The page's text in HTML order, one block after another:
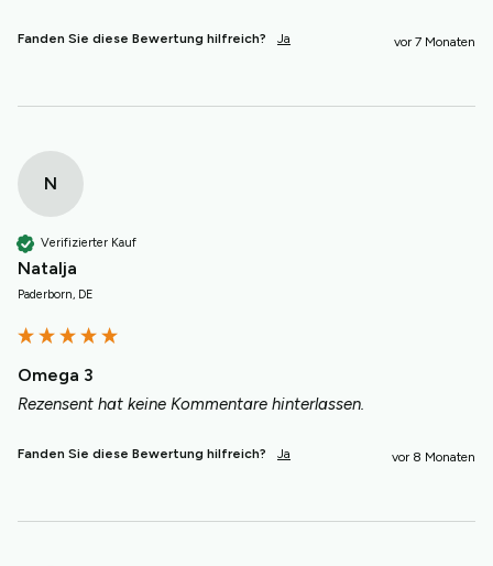
Fanden Sie diese Bewertung hilfreich? Ja vor 7 Monaten
N
Verifizierter Kauf
Natalja
Paderborn, DE
Omega 3
Rezensent hat keine Kommentare hinterlassen.
Fanden Sie diese Bewertung hilfreich? Ja vor 8 Monaten